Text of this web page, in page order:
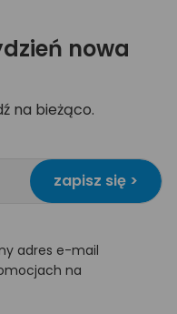
nowa
na bieżąco.
zapisz się >
adres e-mail
na